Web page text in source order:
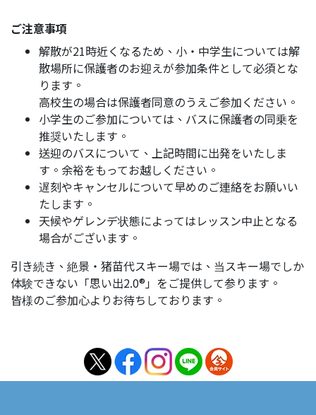
ご注意事項
解散が21時近くなるため、小・中学生については解
散場所に保護者のお迎えが参加条件として必須とな
ります。
高校生の場合は保護者同意のうえご参加ください。
小学生のご参加については、バスに保護者の同乗を
推奨いたします。
送迎のバスについて、上記時間に出発をいたしま
す。余裕をもってお越しください。
遅刻やキャンセルについて早めのご連絡をお願いい
たします。
天候やゲレンデ状態によってはレッスン中止となる
場合がございます。
引き続き、絶景・猪苗代スキー場では、当スキー場でしか
体験できない「思い出2.0®」をご提供して参ります。
皆様のご参加心よりお待ちしております。